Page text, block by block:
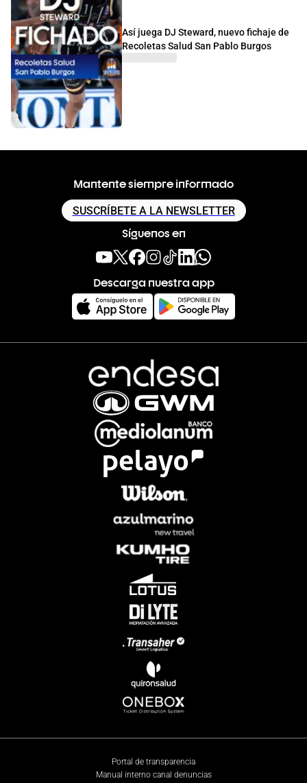
Así juega DJ Steward, nuevo fichaje de
Recoletas Salud San Pablo Burgos
Mantente siempre informado
SUSCRÍBETE A LA NEWSLETTER
Síguenos en
Descarga nuestra app
Portal de transparencia
Manual interno canal denuncias